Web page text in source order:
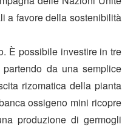
a favore della sostenibilità
È possibile investire in tre
da una semplice
rizomatica della pianta
ossigeno mini ricopre
produzione di germogli